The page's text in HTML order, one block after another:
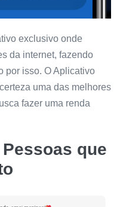
exclusivo onde
da internet, fazendo
por isso. O Aplicativo
uma das melhores
fazer uma renda
que